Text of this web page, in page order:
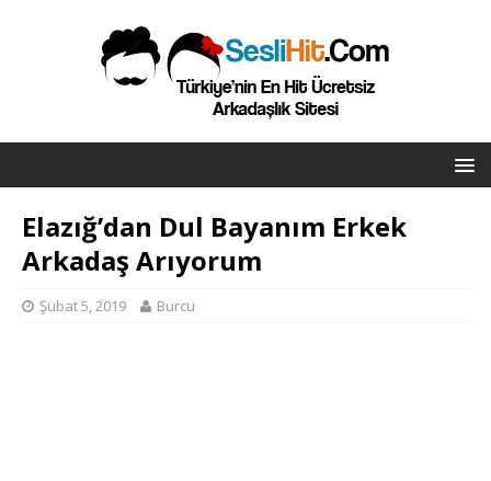
Elazığ’dan Dul Bayanım Erkek
Arkadaş Arıyorum
Şubat 5, 2019 Burcu